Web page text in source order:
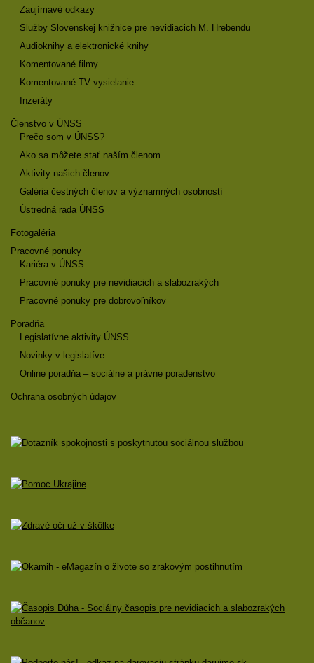
Zaujímavé odkazy
Služby Slovenskej knižnice pre nevidiacich M. Hrebendu
Audioknihy a elektronické knihy
Komentované filmy
Komentované TV vysielanie
Inzeráty
Členstvo v ÚNSS
Prečo som v ÚNSS?
Ako sa môžete stať naším členom
Aktivity našich členov
Galéria čestných členov a významných osobností
Ústredná rada ÚNSS
Fotogaléria
Pracovné ponuky
Kariéra v ÚNSS
Pracovné ponuky pre nevidiacich a slabozrakých
Pracovné ponuky pre dobrovoľníkov
Poradňa
Legislatívne aktivity ÚNSS
Novinky v legislatíve
Online poradňa – sociálne a právne poradenstvo
Ochrana osobných údajov